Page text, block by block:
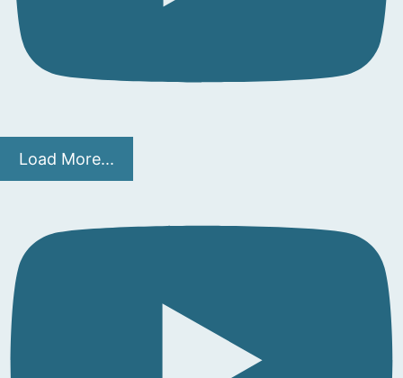
Load More...